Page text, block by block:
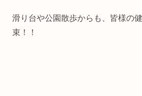
滑り台や公園散歩からも、皆様の
束！！